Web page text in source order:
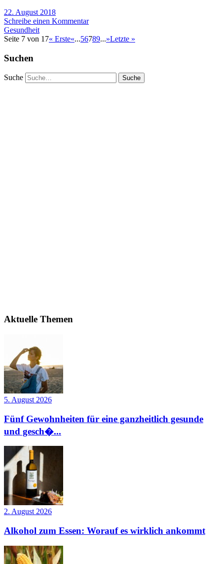
22. August 2018
Schreibe einen Kommentar
Gesundheit
Seite 7 von 17« Erste«...56789...»Letzte »
Suchen
Suche
Aktuelle Themen
5. August 2026
Fünf Gewohnheiten für eine ganzheitlich gesunde
und gesch�...
2. August 2026
Alkohol zum Essen: Worauf es wirklich ankommt